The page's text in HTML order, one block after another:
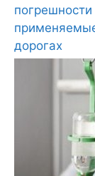
дорогах